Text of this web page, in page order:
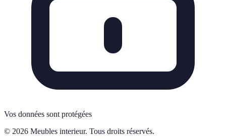
Vos données sont protégées
© 2026 Meubles interieur. Tous droits réservés.